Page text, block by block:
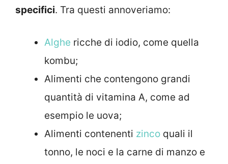
specifici. Tra questi annoveriamo:
Alghe ricche di iodio, come quella
kombu;
Alimenti che contengono grandi
quantità di vitamina A, come ad
esempio le uova;
Alimenti contenenti zinco quali il
tonno, le noci e la carne di manzo e